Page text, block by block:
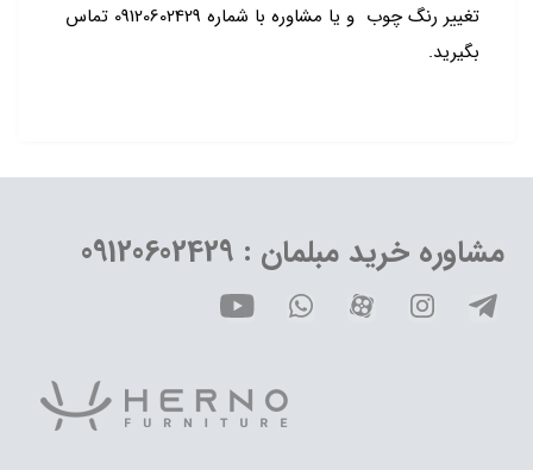
تغییر رنگ چوب و یا مشاوره با شماره 09120602429 تماس
بگیرید.
مشاوره خرید مبلمان : 09120602429